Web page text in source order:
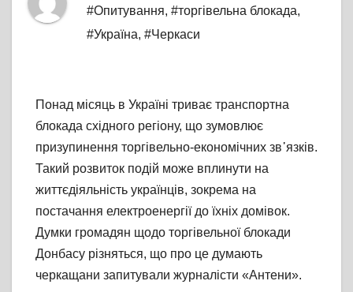
#Опитування, #торгівельна блокада,
#Україна, #Черкаси
Понад місяць в Україні триває транспортна
блокада східного регіону, що зумовлює
призупинення торгівельно-економічних зв᾽язків.
Такий розвиток подій може вплинути на
життєдіяльність українців, зокрема на
постачання електроенергії до їхніх домівок.
Думки громадян щодо торгівельної блокади
Донбасу різняться, що про це думають
черкащани запитували журналісти «Антени».